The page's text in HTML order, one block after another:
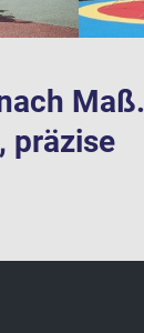
Maß.
präzise